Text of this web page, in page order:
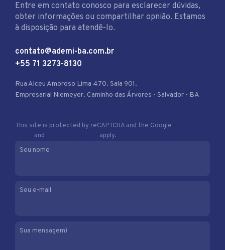
Entre em contato conosco para esclarecer dúvidas,
obter informações ou compartilhar opnião. Estamos
à disposição para atendê-lo.
contato@ademi-ba.com.br
+55 71 3273-8130
Rua Alceu Amoroso Lima 470. Sala 901.
Empresarial Niemeyer. Caminho das Árvores - Salvador - BA
This site is protected by reCAPTCHA and the Google
and
apply.
Seu nome
Seu e-mail
Sua mensagem)